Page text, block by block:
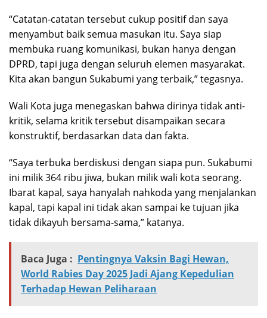
“Catatan-catatan tersebut cukup positif dan saya
menyambut baik semua masukan itu. Saya siap
membuka ruang komunikasi, bukan hanya dengan
DPRD, tapi juga dengan seluruh elemen masyarakat.
Kita akan bangun Sukabumi yang terbaik,” tegasnya.
Wali Kota juga menegaskan bahwa dirinya tidak anti-
kritik, selama kritik tersebut disampaikan secara
konstruktif, berdasarkan data dan fakta.
“Saya terbuka berdiskusi dengan siapa pun. Sukabumi
ini milik 364 ribu jiwa, bukan milik wali kota seorang.
Ibarat kapal, saya hanyalah nahkoda yang menjalankan
kapal, tapi kapal ini tidak akan sampai ke tujuan jika
tidak dikayuh bersama-sama,” katanya.
Baca Juga : Pentingnya Vaksin Bagi Hewan,
World Rabies Day 2025 Jadi Ajang Kepedulian
Terhadap Hewan Peliharaan